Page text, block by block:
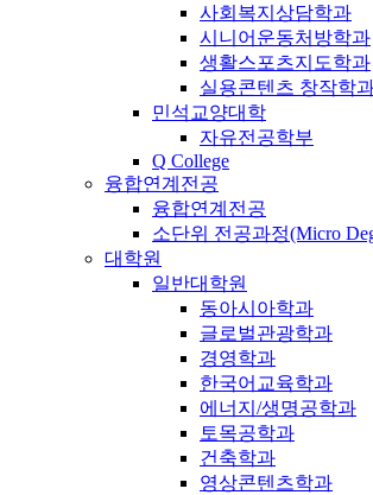
사회복지상담학과
시니어운동처방학과
생활스포츠지도학과
실용콘텐츠 창작학
민석교양대학
자유전공학부
Q College
융합연계전공
융합연계전공
소단위 전공과정(Micro
대학원
일반대학원
동아시아학과
글로벌관광학과
경영학과
한국어교육학과
에너지/생명공학과
토목공학과
건축학과
영상콘텐츠학과